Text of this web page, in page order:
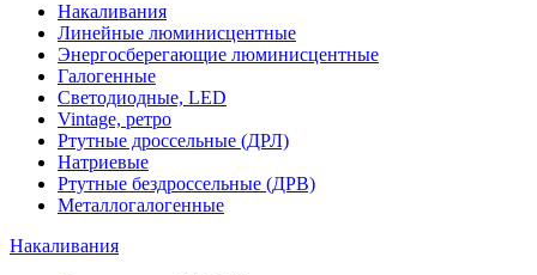
Накаливания
Линейные люминисцентные
Энергосберегающие люминисцентные
Галогенные
Светодиодные, LED
Vintage, ретро
Ртутные дроссельные (ДРЛ)
Натриевые
Ртутные бездроссельные (ДРВ)
Металлогалогенные
Накаливания